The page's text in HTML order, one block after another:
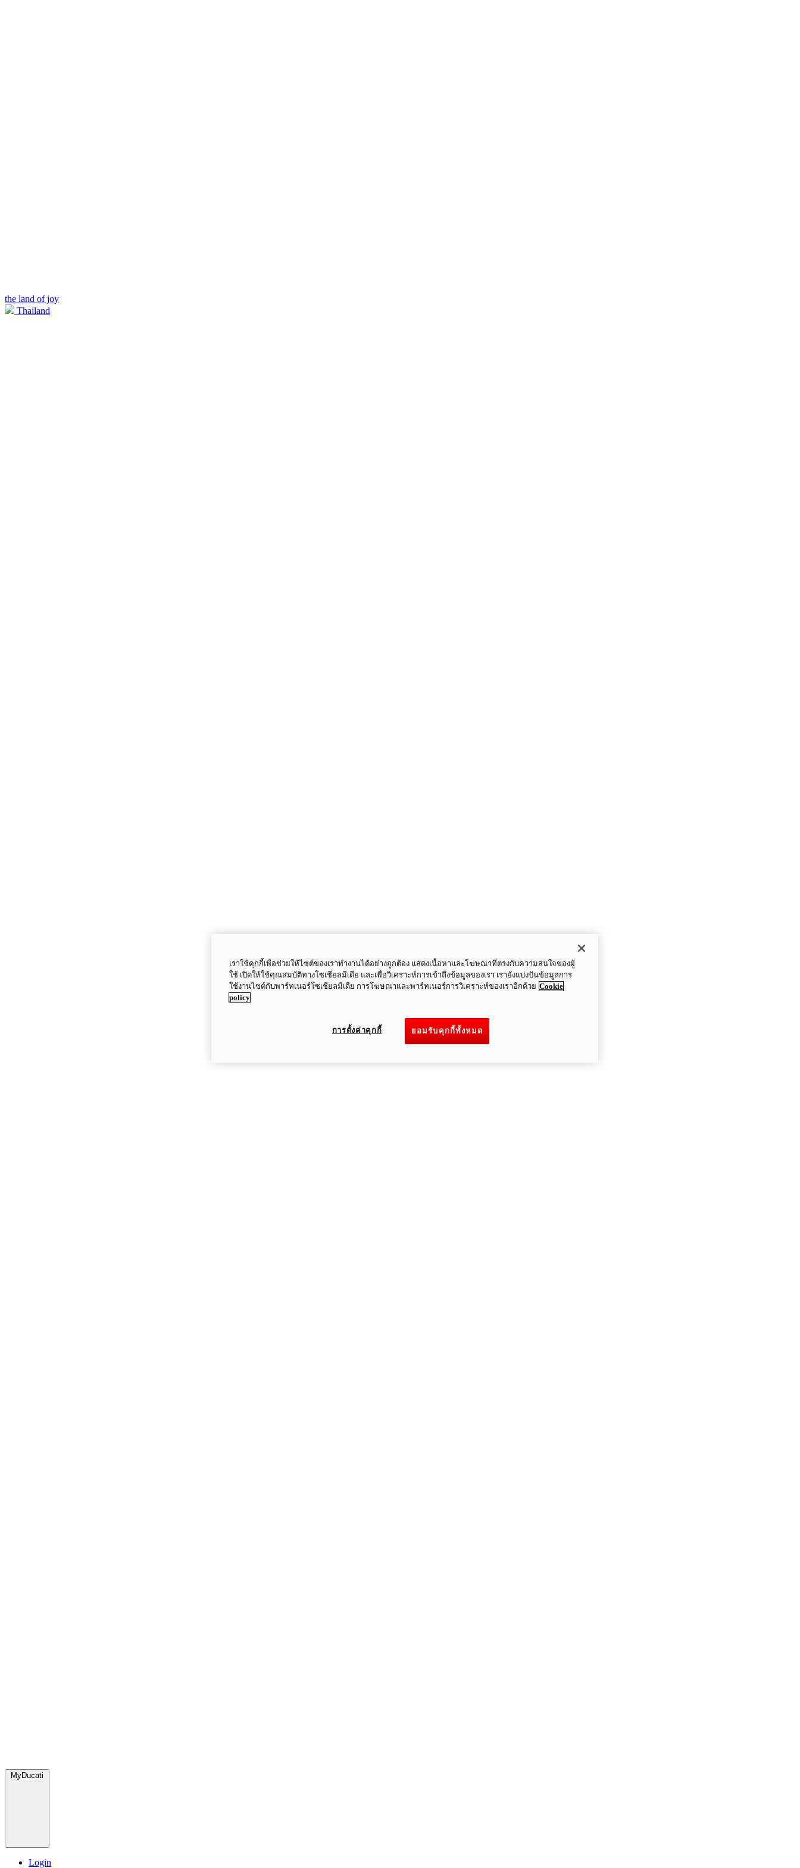
the land of joy
Thailand
MyDucati
Login
เราใช้คุกกี้เพื่อช่วยให้ไซต์ของเราทำงานได้อย่างถูกต้อง แสดงเนื้อหาและโฆษณาที่ตรงกับความสนใจของผู้
ใช้ เปิดให้ใช้คุณสมบัติทางโซเชียลมีเดีย และเพื่อวิเคราะห์การเข้าถึงข้อมูลของเรา เรายังแบ่งปันข้อมูลการ
ใช้งานไซต์กับพาร์ทเนอร์โซเชียลมีเดีย การโฆษณาและพาร์ทเนอร์การวิเคราะห์ของเราอีกด้วย Cookie
policy
ยอมรับคุกกี้ทั้งหมด
การตั้งค่าคุกกี้